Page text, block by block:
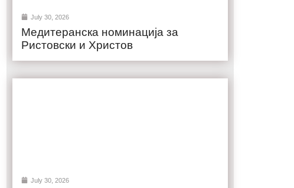
July 30, 2026
Медитеранска номинација за
Ристовски и Христов
July 30, 2026